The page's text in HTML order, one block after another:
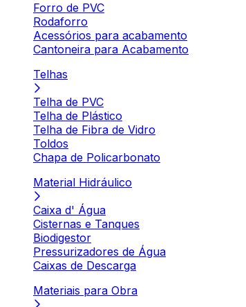
Forro de PVC
Rodaforro
Acessórios para acabamento
Cantoneira para Acabamento
Telhas
Telha de PVC
Telha de Plástico
Telha de Fibra de Vidro
Toldos
Chapa de Policarbonato
Material Hidráulico
Caixa d' Água
Cisternas e Tanques
Biodigestor
Pressurizadores de Água
Caixas de Descarga
Materiais para Obra